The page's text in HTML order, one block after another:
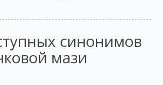
синонимов
мази